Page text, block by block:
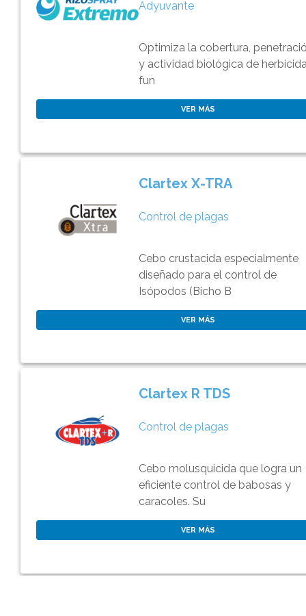
Adyuvante
Optimiza la cobertura,
y actividad biológica de
fun
VER MÁS
Clartex X-TRA
Control de plagas
Cebo crustacida especialmente
diseñado para el control de
Isópodos (Bicho B
VER MÁS
Clartex R TDS
Control de plagas
Cebo molusquicida que logra un
eficiente control de babosas y
caracoles. Su
VER MÁS